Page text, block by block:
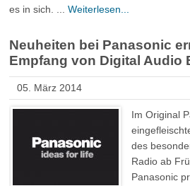
es in sich. ...Weiterlesen...
Neuheiten bei Panasonic
Empfang von Digital Audio
05. März 2014
Im Original
des
Radio ab
Panasonic